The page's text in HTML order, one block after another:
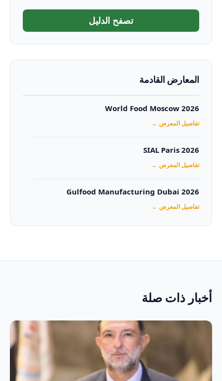
تصفح الدليل
المعارض القادمة
World Food Moscow 2026
تفاصيل المعرض ←
SIAL Paris 2026
تفاصيل المعرض ←
Gulfood Manufacturing Dubai 2026‏
تفاصيل المعرض ←
أخبار ذات صلة